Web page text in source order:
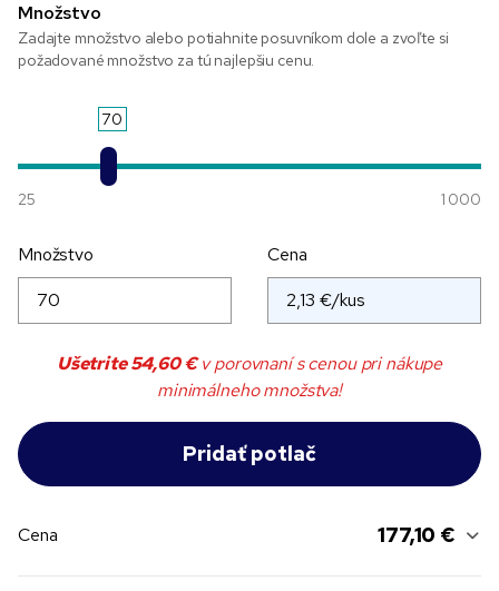
Množstvo
Zadajte množstvo alebo potiahnite posuvníkom dole a zvoľte si
požadované množstvo za tú najlepšiu cenu.
70
25 1 000
Množstvo Cena
Ušetrite54,60 €v porovnaní s cenou pri nákupe
minimálneho množstva!
Cena 177,10 €